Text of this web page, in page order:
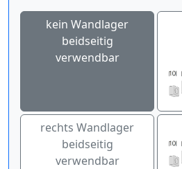
kein Wandlager
beidseitig
verwendbar
rechts Wandlager
beidseitig
verwendbar